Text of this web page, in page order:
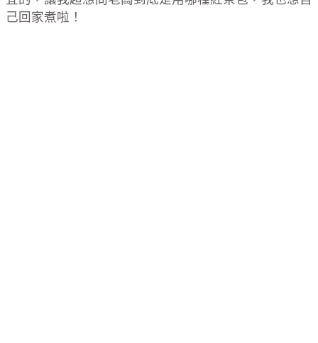
己回家煮啦！